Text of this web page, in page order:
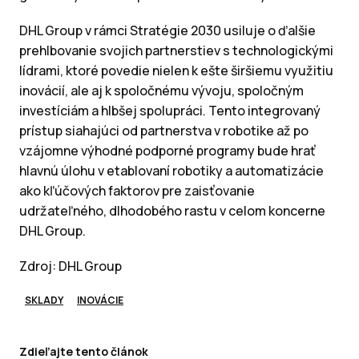
DHL Group v rámci Stratégie 2030 usiluje o ďalšie
prehlbovanie svojich partnerstiev s technologickými
lídrami, ktoré povedie nielen k ešte širšiemu využitiu
inovácií, ale aj k spoločnému vývoju, spoločným
investíciám a hlbšej spolupráci. Tento integrovaný
prístup siahajúci od partnerstva v robotike až po
vzájomne výhodné podporné programy bude hrať
hlavnú úlohu v etablovaní robotiky a automatizácie
ako kľúčových faktorov pre zaisťovanie
udržateľného, dlhodobého rastu v celom koncerne
DHL Group.
Zdroj: DHL Group
SKLADY INOVÁCIE
Zdieľajte tento článok